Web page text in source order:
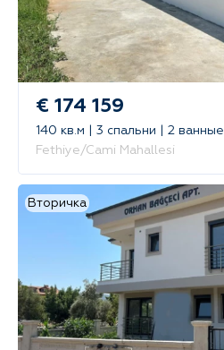
€ 174 159
140 кв.м | 3 спальни | 2 ванные
Fethiye/Cami Mahallesi
Вторичка